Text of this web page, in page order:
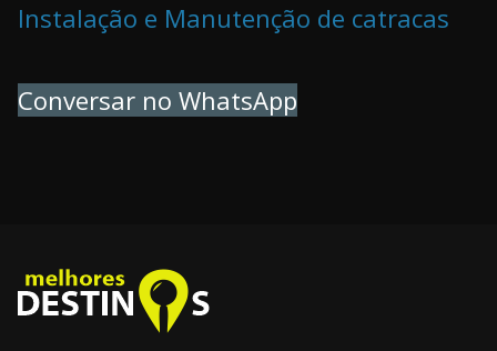
Instalação e Manutenção de catracas
Conversar no WhatsApp